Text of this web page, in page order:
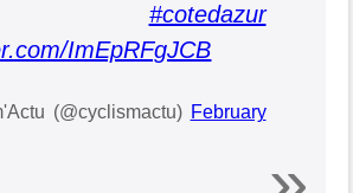
#cotedazur
ImEpRFgJCB
(@cyclismactu) February